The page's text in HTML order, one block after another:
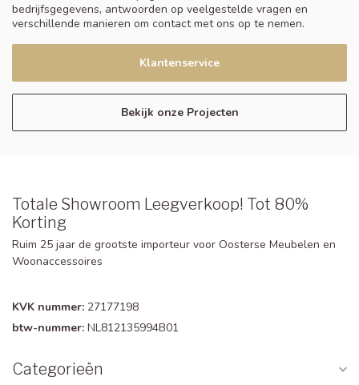
bedrijfsgegevens, antwoorden op veelgestelde vragen en
verschillende manieren om contact met ons op te nemen.
Klantenservice
Bekijk onze Projecten
Totale Showroom Leegverkoop! Tot 80%
Korting
Ruim 25 jaar de grootste importeur voor Oosterse Meubelen en
Woonaccessoires
KVK nummer: 27177198
btw-nummer: NL812135994B01
Categorieën